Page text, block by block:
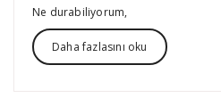
Ne durabiliyorum,
Daha fazlasını oku